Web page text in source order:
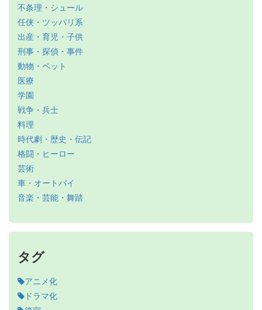
不条理・シュール
任侠・ツッパリ系
出産・育児・子供
刑事・探偵・事件
動物・ペット
医療
学園
戦争・兵士
料理
時代劇・歴史・伝記
格闘・ヒーロー
芸術
車・オートバイ
音楽・芸能・舞踏
タグ
アニメ化
ドラマ化